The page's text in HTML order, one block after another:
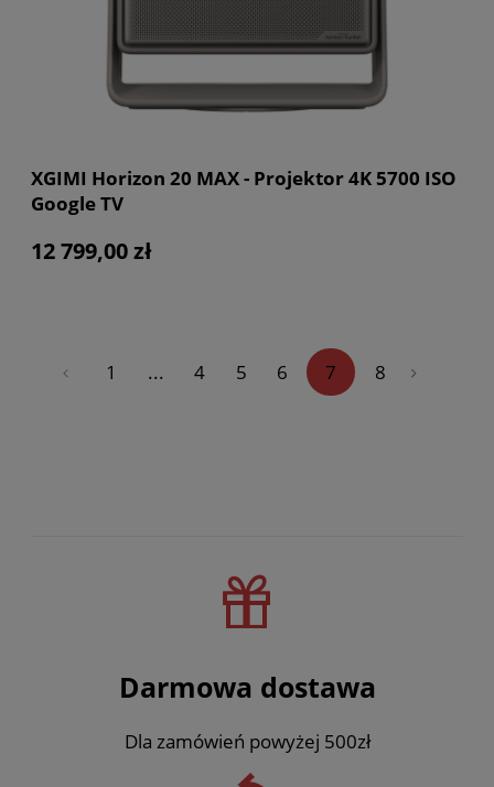
XGIMI Horizon 20 MAX - Projektor 4K 5700 ISO
Google TV
12 799,00 zł
« 1 ... 4 5 6 7 8 »
Darmowa dostawa
Dla zamówień powyżej 500zł